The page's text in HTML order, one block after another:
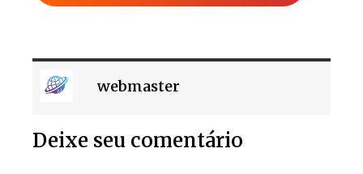
webmaster
Deixe seu comentário